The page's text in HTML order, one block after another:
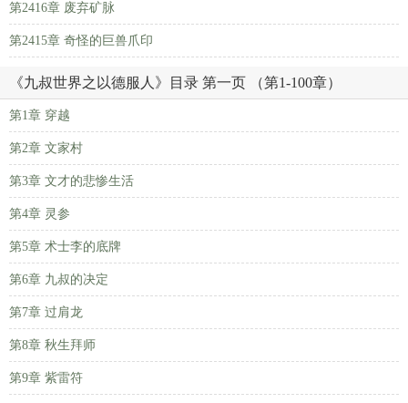
第2416章 废弃矿脉
第2415章 奇怪的巨兽爪印
《九叔世界之以德服人》目录 第一页 （第1-100章）
第1章 穿越
第2章 文家村
第3章 文才的悲惨生活
第4章 灵参
第5章 术士李的底牌
第6章 九叔的决定
第7章 过肩龙
第8章 秋生拜师
第9章 紫雷符